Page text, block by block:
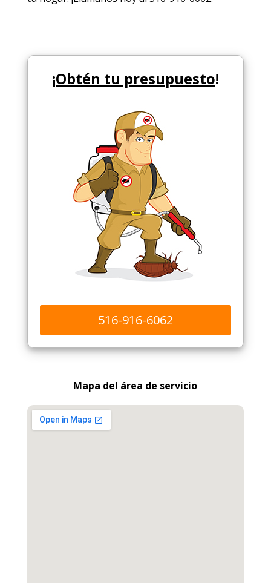
¡Obtén tu presupuesto!
516-916-6062
Mapa del área de servicio